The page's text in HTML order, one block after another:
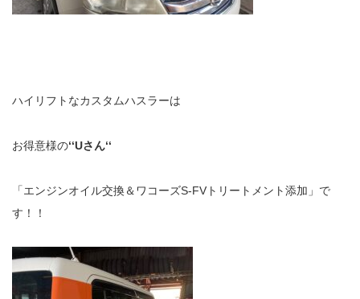
ハイリフトなカスタムハスラーは
お得意様の‘‘Uさん‘‘
「エンジンオイル交換＆ワコーズS-FVトリートメント添加」で
す！！